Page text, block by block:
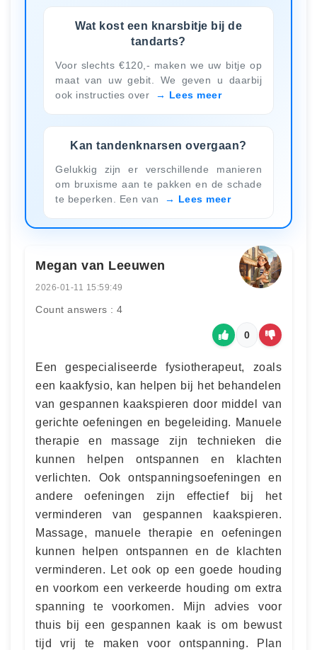
Wat kost een knarsbitje bij de
tandarts?
Voor slechts €120,- maken we uw bitje op
maat van uw gebit. We geven u daarbij
ook instructies over
Lees meer
Kan tandenknarsen overgaan?
Gelukkig zijn er verschillende manieren
om bruxisme aan te pakken en de schade
te beperken. Een van
Lees meer
Megan van Leeuwen
2026-01-11 15:59:49
Count answers : 4
0
Een gespecialiseerde fysiotherapeut, zoals
een kaakfysio, kan helpen bij het behandelen
van gespannen kaakspieren door middel van
gerichte oefeningen en begeleiding. Manuele
therapie en massage zijn technieken die
kunnen helpen ontspannen en klachten
verlichten. Ook ontspanningsoefeningen en
andere oefeningen zijn effectief bij het
verminderen van gespannen kaakspieren.
Massage, manuele therapie en oefeningen
kunnen helpen ontspannen en de klachten
verminderen. Let ook op een goede houding
en voorkom een verkeerde houding om extra
spanning te voorkomen. Mijn advies voor
thuis bij een gespannen kaak is om bewust
tijd vrij te maken voor ontspanning. Plan